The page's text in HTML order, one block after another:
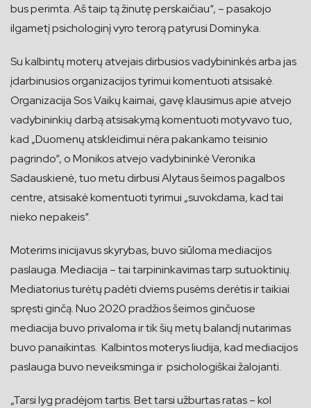
bus perimta. Aš taip tą žinutę perskaičiau“, – pasakojo
ilgametį psichologinį vyro terorą patyrusi Dominyka.
Su kalbintų moterų atvejais dirbusios vadybininkės arba jas
įdarbinusios organizacijos tyrimui komentuoti atsisakė.
Organizacija Sos Vaikų kaimai, gavę klausimusapie atvejo
vadybininkių darbą atsisakymą komentuoti motyvavo tuo,
kad „Duomenų atskleidimui nėra pakankamo teisinio
pagrindo“, o Monikos atvejo vadybininkė Veronika
Sadauskienė, tuo metu dirbusi Alytaus šeimos pagalbos
centre, atsisakė komentuoti tyrimui „suvokdama, kad tai
nieko nepakeis“.
Moterims inicijavus skyrybas, buvo siūloma mediacijos
paslauga. Mediacija – tai tarpininkavimas tarp sutuoktinių.
Mediatorius turėtų padėti dviems pusėms derėtis ir taikiai
spręsti ginčą. Nuo 2020 pradžios šeimos ginčuose
mediacija buvo privaloma ir tik šių metų balandį nutarimas
buvo panaikintas. Kalbintos moterys liudija, kad mediacijos
paslauga buvo neveiksminga ir psichologiškai žalojanti.
„Tarsi lyg pradėjom tartis. Bet tarsi užburtas ratas – kol